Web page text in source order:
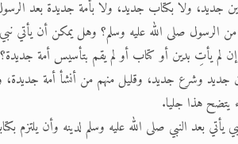
جديد، ولا بكتاب جديد، ولا بأمة جديدة بعد
الرسول صلى الله عليه وسلم؟ وهل يمكن أن يأتي نبي
لم يأتِ بدين أو كتاب أو لم يقم بتأسيس أمة
وشرع جديد، وقليل منهم من أنشأ أمة جديدة،
يتضح هذا جليا.
بعد النبي صلى الله عليه وسلم لدينه وأن يلتزم